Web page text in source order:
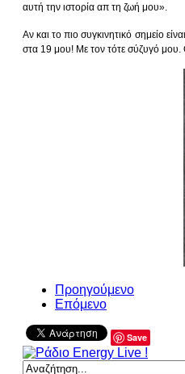
αυτή την ιστορία απ τη ζωή μου».
Αν και το πιο συγκινητικό σημείο
στα 19 μου! Με τον τότε σύζυγό
Προηγούμενο
Επόμενο
Save